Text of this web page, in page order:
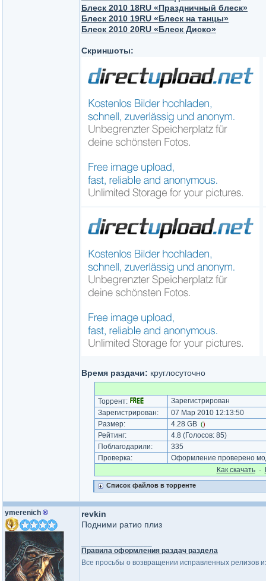
Блеск 2010 18RU «Праздничный блеск»
Блеск 2010 19RU «Блеск на танцы»
Блеск 2010 20RU «Блеск Диско»
Скриншоты:
Время раздачи: круглосуточно
Торрент:
Зарегистрирован
Зарегистрирован:
07 Мар 2010 12:13:50
Размер:
4.28 GB ()
Рейтинг: 4.8 (Голосов: 85)
Поблагодарили:
335
Проверка:
Оформление проверено
Как cкачать·
Список файлов в торренте
ymerenich ®
revkin
Подними ратио плиз
Правила оформления раздач раздела
Все просьбы о возвращении исправленных релизов